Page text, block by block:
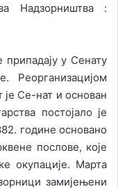
Надзорништва :
припадају у Сенату
Реорганизацијом
је Се-нат и основан
постојало је
године основано
послове, које
окупације. Марта
замијењени